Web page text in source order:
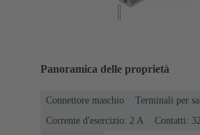
Panoramica delle proprietà
Connettore maschio
Terminali per
Corrente d'esercizio: ‌2 A
Contatti: 32